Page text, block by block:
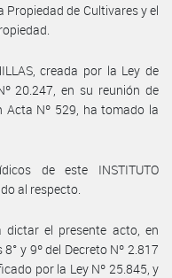
Propiedad de Cultivares y el
creada por la Ley de
20.247, en su reunión de
Acta Nº 529, ha tomado la
de este INSTITUTO
al respecto.
dictar el presente acto, en
y 9º del Decreto Nº 2.817
por la Ley Nº 25.845, y